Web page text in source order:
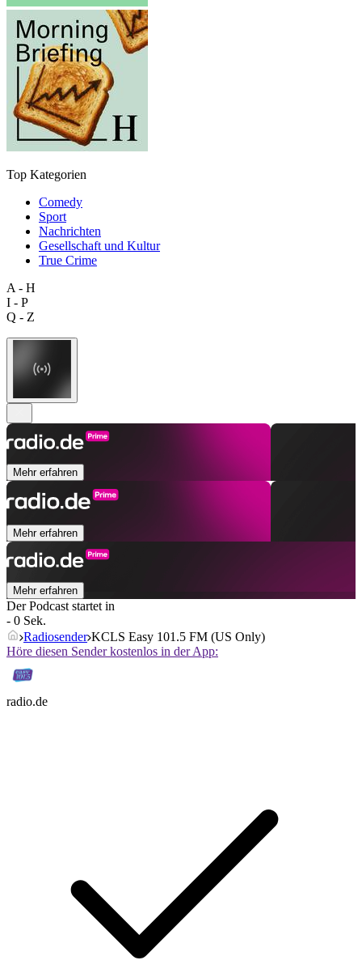
Top Kategorien
Comedy
Sport
Nachrichten
Gesellschaft und Kultur
True Crime
A - H
I - P
Q - Z
Mehr erfahren
Mehr erfahren
Mehr erfahren
Der Podcast startet in
- 0 Sek.
Radiosender KCLS Easy 101.5 FM (US Only)
Höre diesen Sender kostenlos in der App:
radio.de